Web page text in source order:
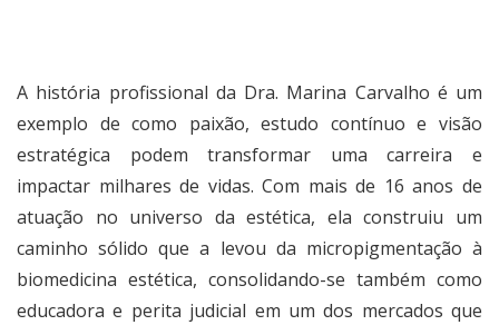
A história profissional da Dra. Marina Carvalho é um
exemplo de como paixão, estudo contínuo e visão
estratégica podem transformar uma carreira e
impactar milhares de vidas. Com mais de 16 anos de
atuação no universo da estética, ela construiu um
caminho sólido que a levou da micropigmentação à
biomedicina estética, consolidando-se também como
educadora e perita judicial em um dos mercados que